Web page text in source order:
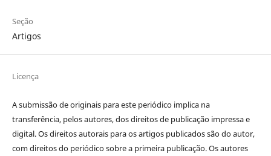
Seção
Artigos
Licença
A submissão de originais para este periódico implica na
transferência, pelos autores, dos direitos de publicação impressa e
digital. Os direitos autorais para os artigos publicados são do autor,
com direitos do periódico sobre a primeira publicação. Os autores